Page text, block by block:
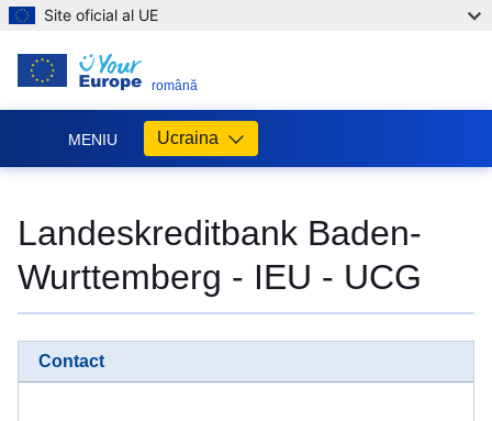
Site oficial al UE
română
MENIU Ucraina
Україні
Інформація
Landeskreditbank Baden-
Wurttemberg - IEU - UCG
Contact